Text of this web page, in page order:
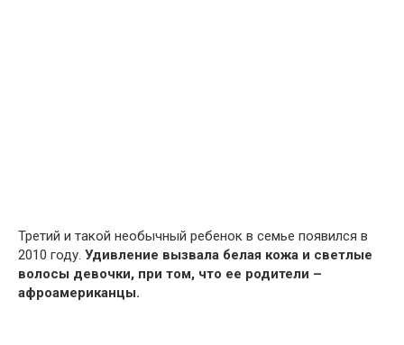
Третий и такой необычный ребенок в семье появился в
2010 году. Удивление вызвала белая кожа и светлые
волосы девочки, при том, что ее родители –
афроамериканцы.